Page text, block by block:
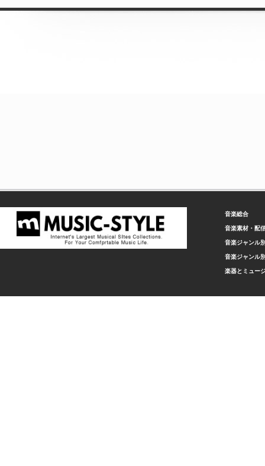
音楽総合
音楽素材・配
音楽ジャンル
音楽ジャンル
楽器とミュー